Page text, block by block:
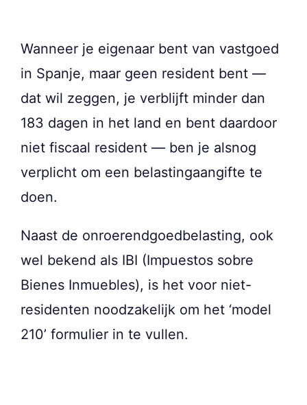
Wanneer je eigenaar bent van vastgoed
in Spanje, maar geen resident bent —
dat wil zeggen, je verblijft minder dan
183 dagen in het land en bent daardoor
niet fiscaal resident — ben je alsnog
verplicht om een belastingaangifte te
doen.
Naast de onroerendgoedbelasting, ook
wel bekend als IBI (Impuestos sobre
Bienes Inmuebles), is het voor niet-
residenten noodzakelijk om het ‘model
210’ formulier in te vullen.